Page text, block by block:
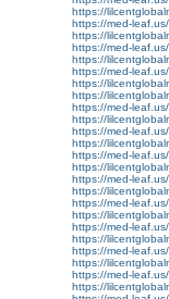
https://
https://med-leaf.us/
https://
https://med-leaf.us/
https://
https://med-leaf.us/
https://
https://
https://med-leaf.us/
https://
https://med-leaf.us/
https://
https://med-leaf.us/
https://
https://med-leaf.us/
https://
https://med-leaf.us/
https://
https://med-leaf.us/
https://
https://med-leaf.us/
https://
https://med-leaf.us/
https://